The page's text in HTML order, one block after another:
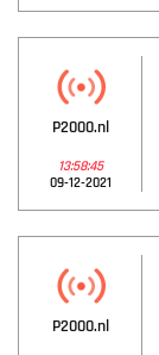
P2000.nl
13:58:45
09-12-2021
P2000.nl